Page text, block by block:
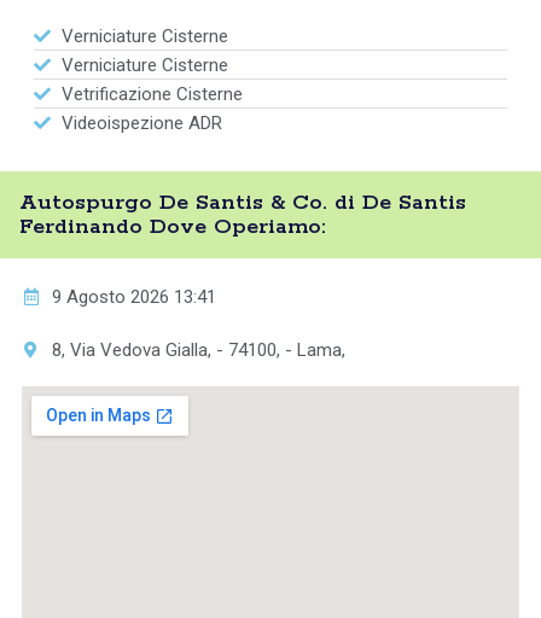
Verniciature Cisterne
Verniciature Cisterne
Vetrificazione Cisterne
Videoispezione ADR
Autospurgo De Santis & Co. di De Santis
Ferdinando Dove Operiamo:
9 Agosto 2026 13:41
8, Via Vedova Gialla, - 74100, - Lama,